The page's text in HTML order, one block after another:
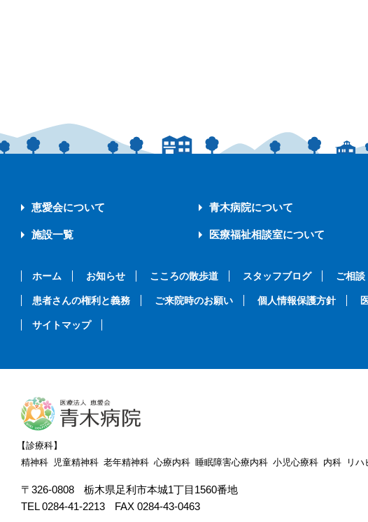
恵愛会について 青木病院について
施設一覧 医療福祉相談室について
ホーム お知らせ こころの散歩道 スタッフブログ ご相談
患者さんの権利と義務 ご来院時のお願い 個人情報保護方針
サイトマップ
【診療科】
精神科 児童精神科 老年精神科 心療内科 睡眠障害心療内科 小児心療科 内科 リ
〒326-0808
栃木県足利市本城1丁目1560番地
TEL 0284-41-2213
FAX 0284-43-0463